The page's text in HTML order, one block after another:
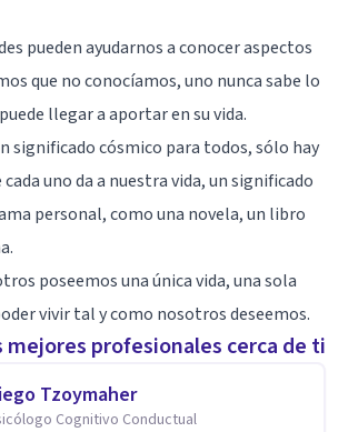
pueden ayudarnos a conocer aspectos
que no conocíamos, uno nunca sabe lo
llegar a aportar en su vida.
significado cósmico para todos, sólo hay
uno da a nuestra vida, un significado
personal, como una novela, un libro
poseemos una única vida, una sola
vivir tal y como nosotros deseemos.
mejores profesionales cerca de ti
Tzoymaher
Cognitivo Conductual